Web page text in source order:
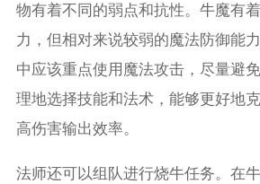
物有着不同的弱点和抗性。牛魔有
力，但相对来说较弱的魔法防御能
中应该重点使用魔法攻击，尽量避
理地选择技能和法术，能够更好地
高伤害输出效率。
法师还可以组队进行烧牛任务。在